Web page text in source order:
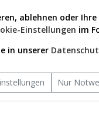
Aktien
ablehnen oder
Einstellungen im
in unserer
Nur